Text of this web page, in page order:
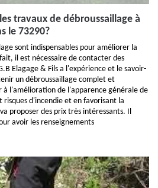
travaux de débroussaillage à
le 73290?
sont indispensables pour améliorer la
il est nécessaire de contacter des
Elagage & Fils a l'expérience et le savoir-
un débroussaillage complet et
à l'amélioration de l'apparence générale de
d'incendie et en favorisant la
proposer des prix très intéressants. Il
avoir les renseignements